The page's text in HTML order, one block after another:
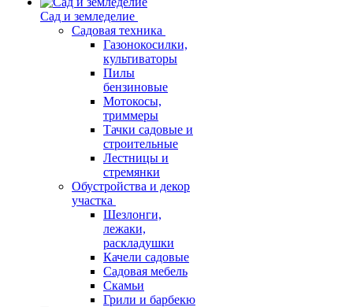
Сад и земледелие
Садовая техника
Газонокосилки,
культиваторы
Пилы
бензиновые
Мотокосы,
триммеры
Тачки садовые и
строительные
Лестницы и
стремянки
Обустройства и декор
участка
Шезлонги,
лежаки,
раскладушки
Качели садовые
Садовая мебель
Скамьи
Грили и барбекю